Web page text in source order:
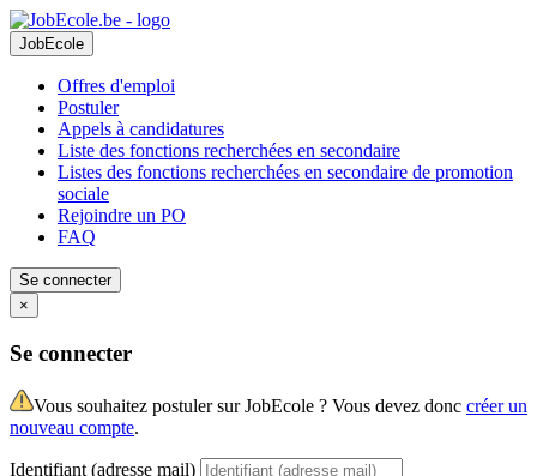
JobEcole
Offres d'emploi
Postuler
Appels à candidatures
Liste des fonctions recherchées en secondaire
Listes des fonctions recherchées en secondaire de promotion
sociale
Rejoindre un PO
FAQ
Se connecter
×
Se connecter
Vous souhaitez postuler sur JobEcole ? Vous devez donc créer un
nouveau compte.
Identifiant (adresse mail)